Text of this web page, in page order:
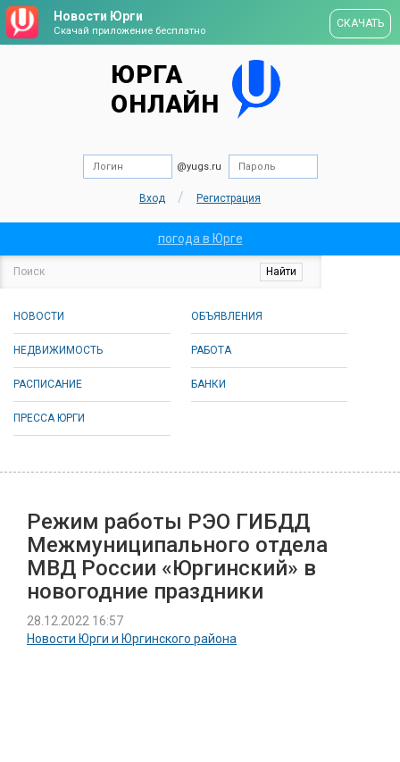
Новости Юрги
Скачай приложение бесплатно
СКАЧАТЬ
ЮРГА
ОНЛАЙН
@yugs.ru
Вход / Регистрация
погода в Юрге
НОВОСТИ ОБЪЯВЛЕНИЯ
НЕДВИЖИМОСТЬ РАБОТА
РАСПИСАНИЕ БАНКИ
ПРЕССА ЮРГИ
Режим работы РЭО ГИБДД
Межмуниципального отдела
МВД России «Юргинский» в
новогодние праздники
28.12.2022 16:57
Новости Юрги и Юргинского района